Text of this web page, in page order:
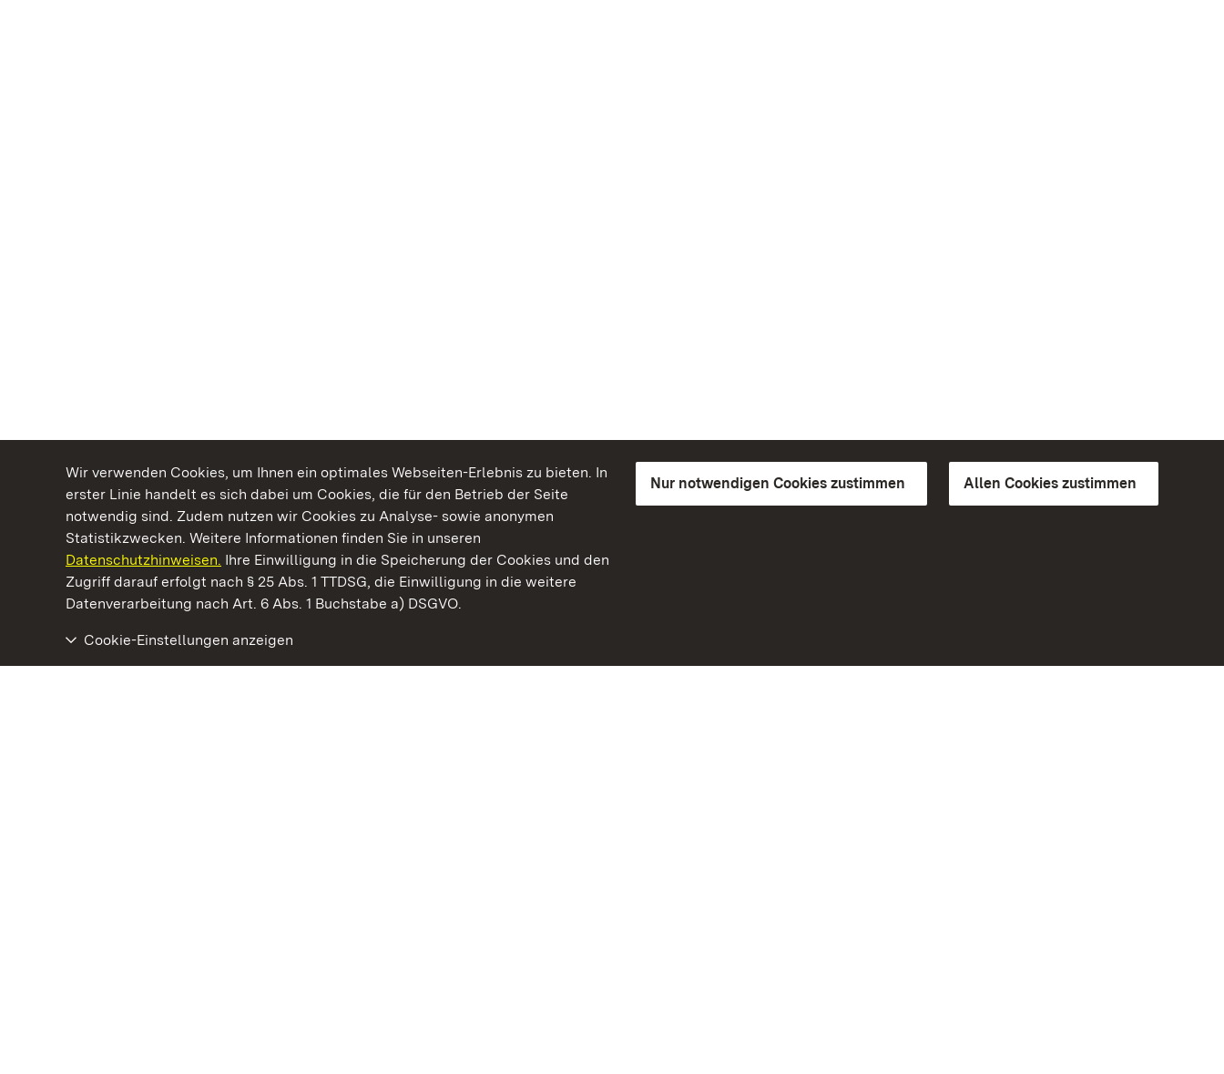
Wir verwenden Cookies, um Ihnen ein optimales Webseiten-Erlebnis zu bieten. In
erster Linie handelt es sich dabei um Cookies, die für den Betrieb der Seite
notwendig sind. Zudem nutzen wir Cookies zu Analyse- sowie anonymen
Statistikzwecken. Weitere Informationen finden Sie in unseren
Datenschutzhinweisen. Ihre Einwilligung in die Speicherung der Cookies und den
Zugriff darauf erfolgt nach § 25 Abs. 1 TTDSG, die Einwilligung in die weitere
Datenverarbeitung nach Art. 6 Abs. 1 Buchstabe a) DSGVO.
Nur notwendigen Cookies zustimmen Allen Cookies zustimmen
Cookie-Einstellungen anzeigen
Kommen. Staunen. Genießen.